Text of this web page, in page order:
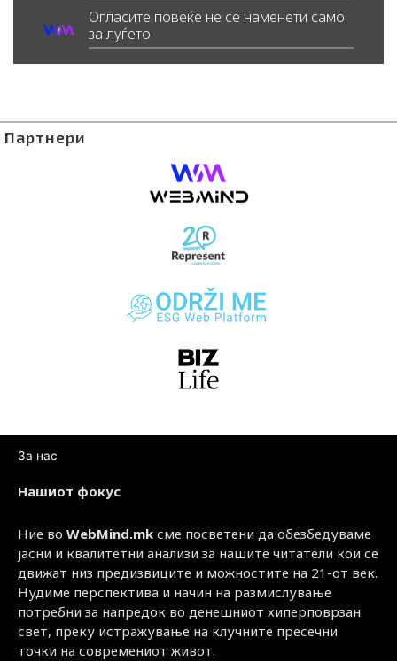
Огласите повеќе не се наменети само
за луѓето
Партнери
За нас
Нашиот фокус
Ние во WebMind.mk сме посветени да обезбедуваме
јасни и квалитетни анализи за нашите читатели кои се
движат низ предизвиците и можностите на 21-от век.
Нудиме перспектива и начин на размислување
потребни за напредок во денешниот хиперповрзан
свет, преку истражување на клучните пресечни
точки на современиот живот.